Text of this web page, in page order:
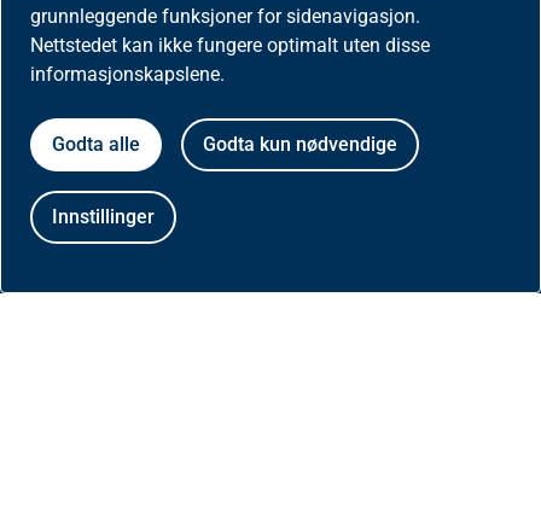
grunnleggende funksjoner for sidenavigasjon.
Nettstedet kan ikke fungere optimalt uten disse
informasjonskapslene.
Godta alle Godta kun nødvendige
Innstillinger
Aktuelt
Nyheter
Meld deg på nyhetsbrev for helseaktører
Presse